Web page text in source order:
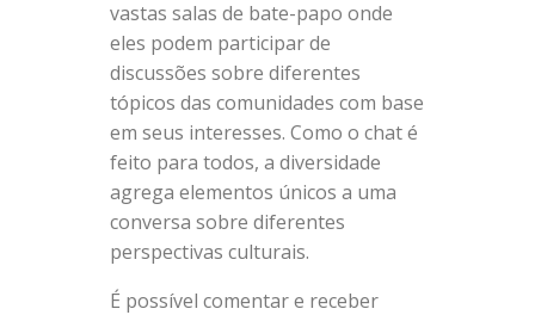
vastas salas de bate-papo onde
eles podem participar de
discussões sobre diferentes
tópicos das comunidades com base
em seus interesses. Como o chat é
feito para todos, a diversidade
agrega elementos únicos a uma
conversa sobre diferentes
perspectivas culturais.
É possível comentar e receber